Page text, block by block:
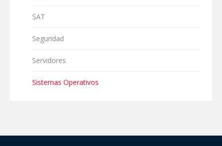
SAT
Seguridad
Servidores
Sistemas Operativos